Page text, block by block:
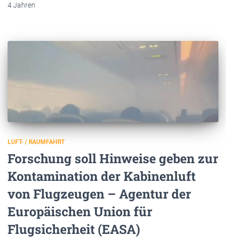
4 Jahren
LUFT- / RAUMFAHRT
Forschung soll Hinweise geben zur
Kontamination der Kabinenluft
von Flugzeugen – Agentur der
Europäischen Union für
Flugsicherheit (EASA)